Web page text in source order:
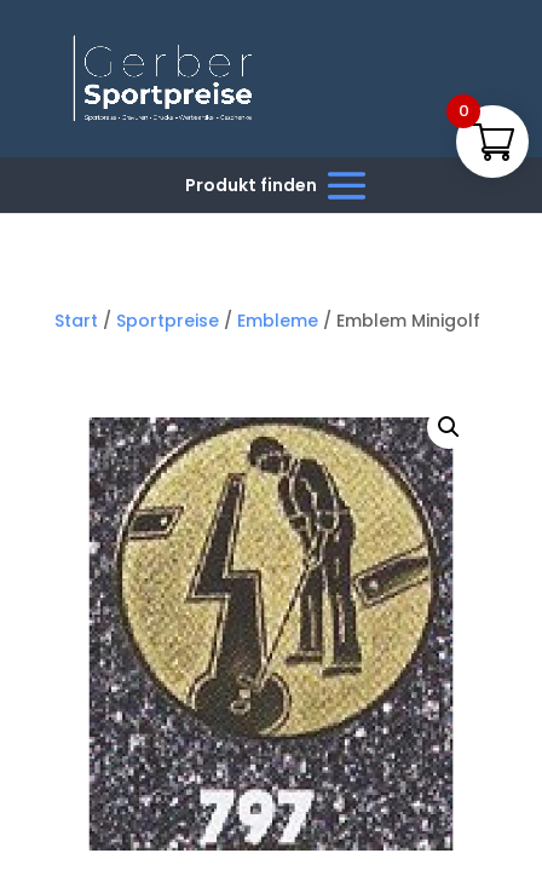
Start / Sportpreise/ Embleme/ Emblem Minigolf
0